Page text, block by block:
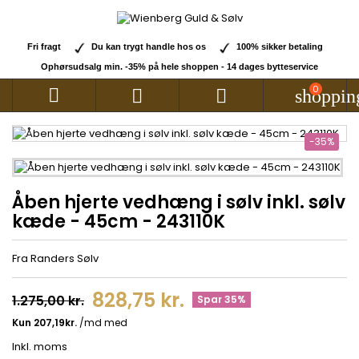
Fri fragt Du kan trygt handle hos os 100% sikker betaling
Ophørsudsalg min. -35% på hele shoppen - 14 dages bytteservice
   0
-35%
Åben hjerte vedhæng i sølv inkl. sølv
kæde - 45cm - 243110K
Fra Randers Sølv
1.275,00 kr. 828,75 kr. Spar 35%
Inkl. moms